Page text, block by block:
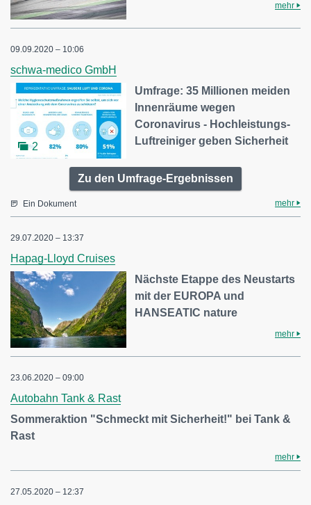
mehr
09.09.2020 – 10:06
schwa-medico GmbH
2
Umfrage: 35 Millionen meiden
Innenräume wegen
Coronavirus - Hochleistungs-
Luftreiniger geben Sicherheit
Zu den Umfrage-Ergebnissen
Ein Dokument mehr
29.07.2020 – 13:37
Hapag-Lloyd Cruises
Nächste Etappe des Neustarts
mit der EUROPA und
HANSEATIC nature
mehr
23.06.2020 – 09:00
Autobahn Tank & Rast
Sommeraktion "Schmeckt mit Sicherheit!" bei Tank &
Rast
mehr
27.05.2020 – 12:37